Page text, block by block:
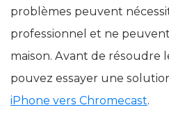
problèmes peuvent
professionnel et ne
maison. Avant de résoudre
pouvez essayer une
iPhone vers Chromecast.